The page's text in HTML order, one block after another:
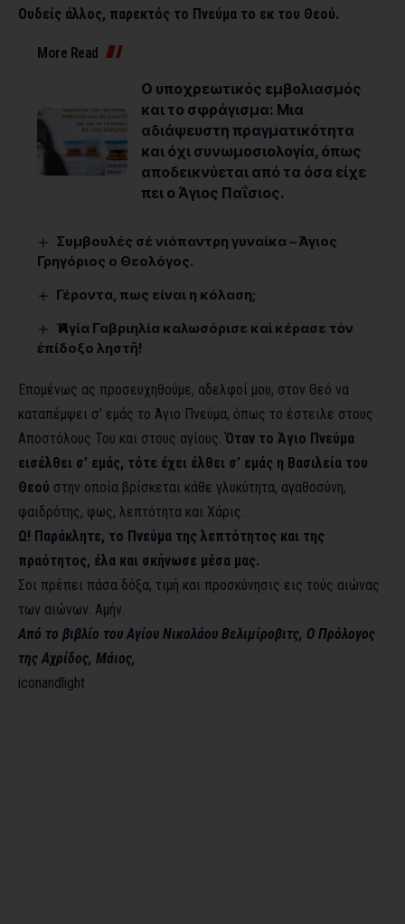
Ουδείς άλλος, παρεκτός το Πνεύμα το εκ του Θεού.
More Read
Ο υποχρεωτικός εμβολιασμός
και το σφράγισμα: Μια
αδιάψευστη πραγματικότητα
και όχι συνωμοσιολογία, όπως
αποδεικνύεται από τα όσα είχε
πει ο Άγιος Παΐσιος.
Συμβουλές σέ νιόπαντρη γυναίκα – Άγιος
Γρηγόριος ο Θεολόγος.
Γέροντα, πως είναι η κόλαση;
Ἡ Ἁγία Γαβριηλία καλωσόρισε καὶ κέρασε τὸν
ἐπίδοξο ληστῆ!
Επομένως ας προσευχηθούμε, αδελφοί μου, στον Θεό να
καταπέμψει σ’ εμάς το Άγιο Πνεύμα, όπως το έστειλε στους
Αποστόλους Του και στους αγίους.Όταν το Άγιο Πνεύμα
εισέλθει σ’ εμάς, τότε έχει έλθει σ’ εμάς η Βασιλεία του
Θεού στην οποία βρίσκεται κάθε γλυκύτητα, αγαθοσύνη,
φαιδρότης, φως, λεπτότητα και Χάρις.
Ω! Παράκλητε, το Πνεύμα της λεπτότητος και της
πραότητος, έλα και σκήνωσε μέσα μας.
Σοι πρέπει πάσα δόξα, τιμή και προσκύνησις εις τούς αιώνας
των αιώνων. Αμήν.
Από το βιβλίο του Αγίου Νικολάου Βελιμίροβιτς, Ο Πρόλογος
της Αχρίδος, Μάιος,
iconandlight